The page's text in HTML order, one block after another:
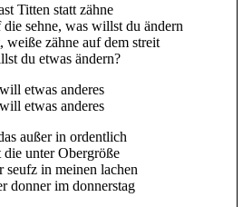
Titten statt zähne
die sehne, was willst du ändern
weiße zähne auf dem streit
du etwas ändern?
etwas anderes
etwas anderes
außer in ordentlich
die unter Obergröße
seufz in meinen lachen
donner im donnerstag